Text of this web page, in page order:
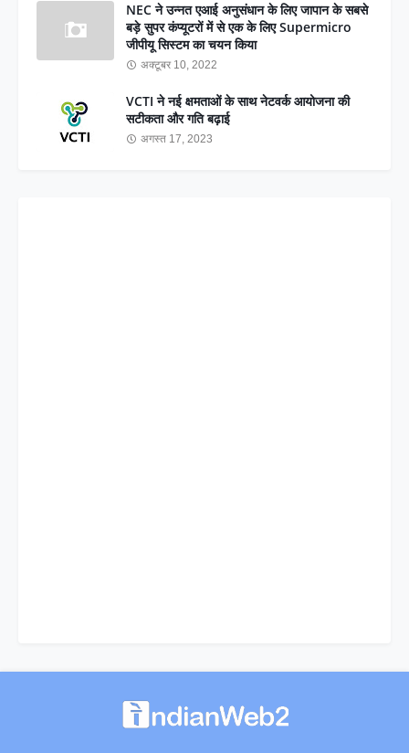
NEC ने उन्नत एआई अनुसंधान के लिए जापान के सबसे
बड़े सुपर कंप्यूटरों में से एक के लिए Supermicro
जीपीयू सिस्टम का चयन किया
अक्टूबर 10, 2022
VCTI ने नई क्षमताओं के साथ नेटवर्क आयोजना की
सटीकता और गति बढ़ाई
अगस्त 17, 2023